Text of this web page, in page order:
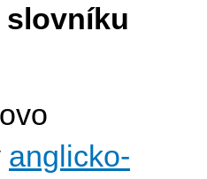
slovníku
anglicko-